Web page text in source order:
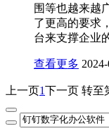
围等也越来越
了更高的要求
台来支撑企业
查看更多
上一页1下一页 转至